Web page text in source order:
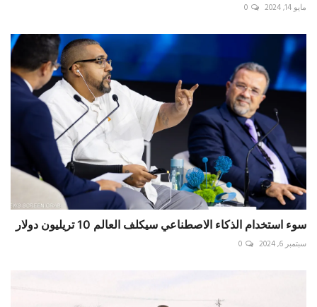
مايو 14, 2024 0
سوء استخدام الذكاء الاصطناعي سيكلف العالم 10 تريليون دولار
سبتمبر 6, 2024 0